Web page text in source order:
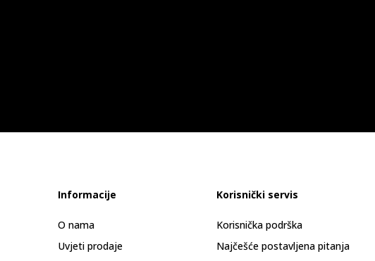
Informacije
O nama
Uvjeti prodaje
Korisnički servis
Korisnička podrška
Najčešće postavljena pitanja